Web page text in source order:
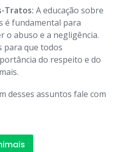
Tratos: A educação sobre
é fundamental para
o abuso e a negligência.
para que todos
do respeito e do
desses assuntos fale com